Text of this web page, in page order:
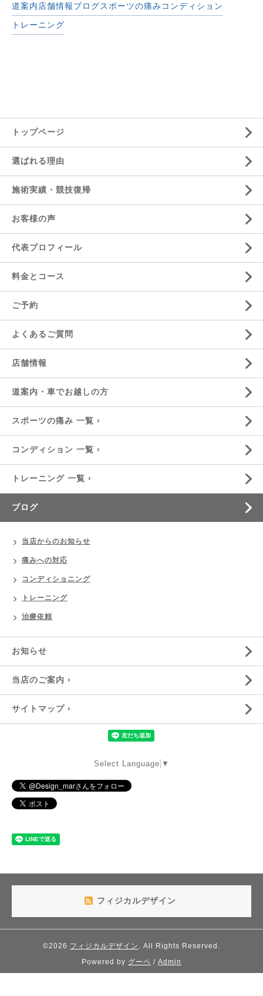
道案内 店舗情報ブログスポーツの痛み コンディション
トレーニング
トップページ
選ばれる理由
施術実績・競技復帰
お客様の声
代表プロフィール
料金とコース
ご予約
よくあるご質問
店舗情報
道案内・車でお越しの方
スポーツの痛み 一覧 ›
コンディション 一覧 ›
トレーニング 一覧 ›
ブログ
当店からのお知らせ
痛みへの対応
コンディショニング
トレーニング
治療依頼
お知らせ
当店のご案内 ›
サイトマップ ›
Select Language ▼
フィジカルデザイン
©2026 フィジカルデザイン . All Rights Reserved.
Powered by グーペ / Admin